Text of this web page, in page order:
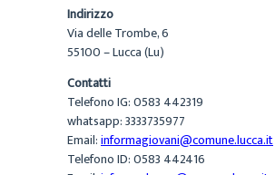
Indirizzo
Via delle Trombe, 6
55100 – Lucca (Lu)
Contatti
Telefono IG: 0583 442319
whatsapp: 3333735977
Email:informagiovani@comune.lucca.it
Telefono ID: 0583 442416